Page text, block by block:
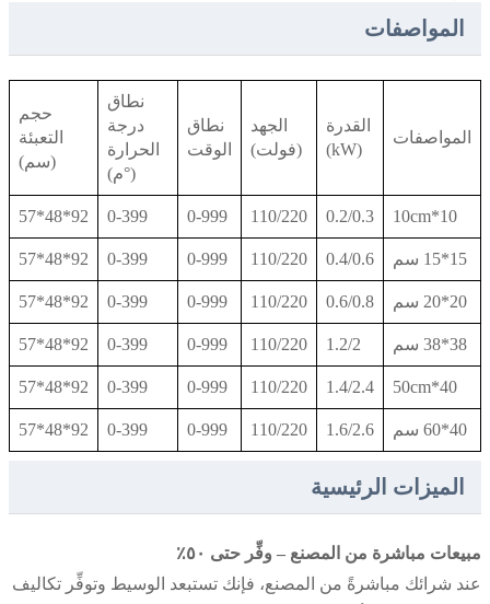
المواصفات
المواصفات
القدرة
(kW)
الجهد
(فولت)
نطاق
الوقت
نطاق
درجة
الحرارة
(°م)
حجم
التعبئة
(سم)
10*10cm
0.2/0.3
110/220
0-999
0-399
92*48*57
15*15 سم 0.4/0.6
110/220
0-999
0-399
92*48*57
20*20 سم 0.6/0.8
110/220
0-999
0-399
92*48*57
38*38 سم 1.2/2
110/220
0-999
0-399
92*48*57
40*50cm
1.4/2.4
110/220
0-999
0-399
92*48*57
40*60 سم 1.6/2.6
110/220
0-999
0-399
92*48*57
الميزات الرئيسية
مبيعات مباشرة من المصنع – وفِّر حتى ٥٠٪
عند شرائك مباشرةً من المصنع، فإنك تستبعد الوسيط وتوفِّر تكاليف